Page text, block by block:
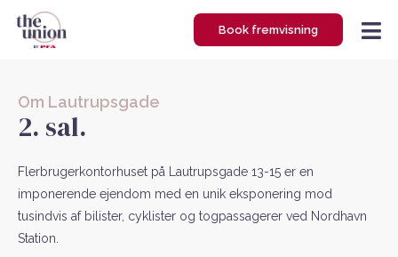
Book fremvisning
Om Lautrupsgade
2. sal.
Flerbrugerkontorhuset på Lautrupsgade 13-15 er en
imponerende ejendom med en unik eksponering mod
tusindvis af bilister, cyklister og togpassagerer ved Nordhavn
Station.